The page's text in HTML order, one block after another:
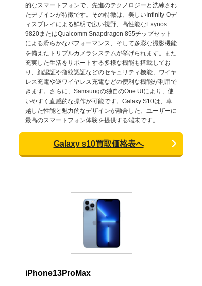
的なスマートフォンで、先進のテクノロジーと洗練され
たデザインが特徴です。その特徴は、美しいInfinity-Oデ
ィスプレイによる鮮明で広い視野、高性能なExynos
9820またはQualcomm Snapdragon 855チップセット
による滑らかなパフォーマンス、そして多彩な撮影機能
を備えたトリプルカメラシステムが挙げられます。また
充実した生活をサポートする多様な機能も搭載してお
り、顔認証や指紋認証などのセキュリティ機能、ワイヤ
レス充電や逆ワイヤレス充電などの便利な機能が利用で
きます。さらに、Samsungの独自のOne UIにより、使
いやすく直感的な操作が可能です。 Galaxy S10は、卓
越した性能と魅力的なデザインが融合した、ユーザーに
最高のスマートフォン体験を提供する端末です。
Galaxy s10買取価格表へ
iPhone13ProMax